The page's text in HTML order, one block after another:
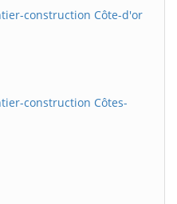
construction Côte-d'or
construction Côtes-